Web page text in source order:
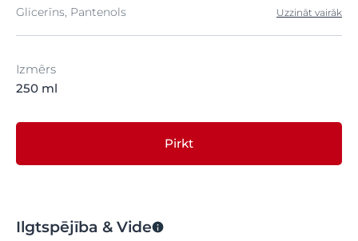
Glicerīns, Pantenols
Uzzināt vairāk
Izmērs
250 ml
Pirkt
Ilgtspējība & Vide